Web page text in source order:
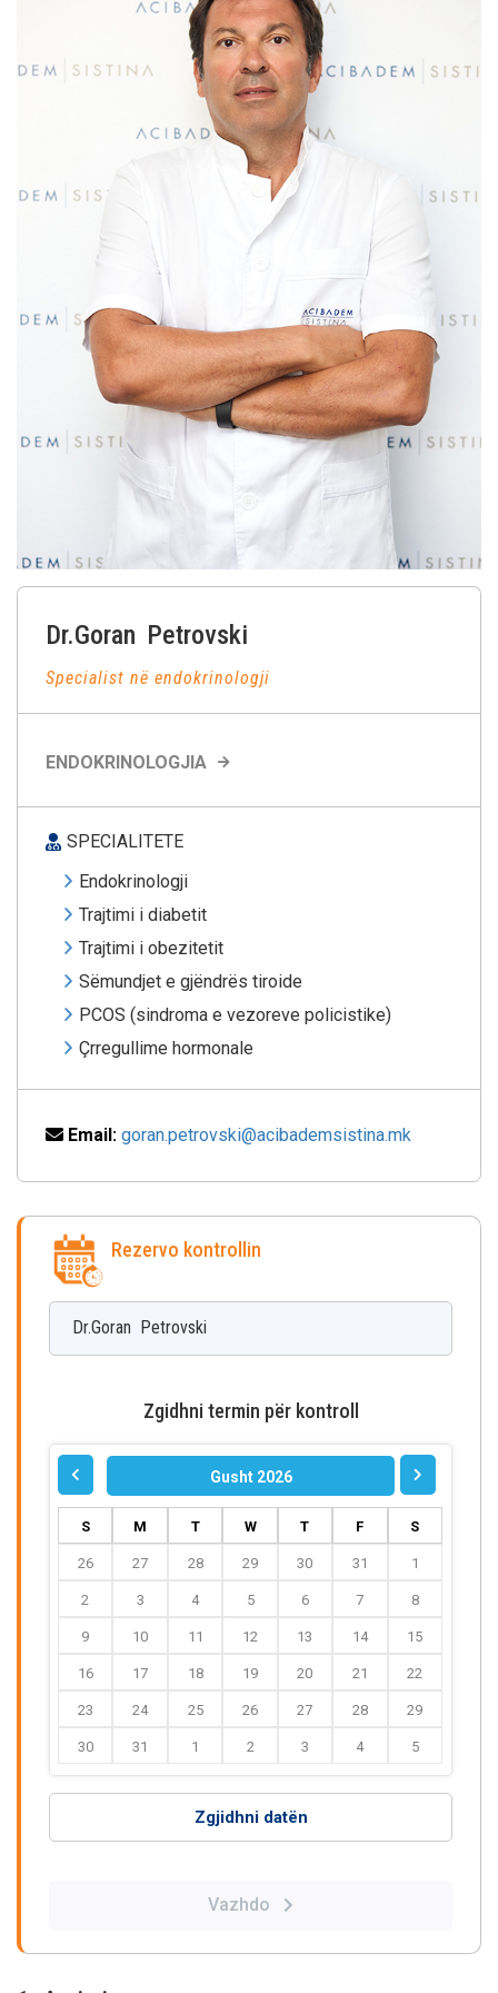
Dr.Goran Petrovski
Specialist në endokrinologji
ENDOKRINOLOGJIA
SPECIALITETE
Endokrinologji
Trajtimi i diabetit
Trajtimi i obezitetit
Sëmundjet e gjëndrës tiroide
PCOS (sindroma e vezoreve policistike)
Çrregullime hormonale
Email: goran.petrovski@acibademsistina.mk
Rezervo kontrollin
Dr.Goran Petrovski
Zgidhni termin për kontroll
Gusht 2026
S M T W T F S
26 27 28 29 30 31 1
2 3 4 5 6 7 8
9 10 11 12 13 14 15
16 17 18 19 20 21 22
23 24 25 26 27 28 29
30 31 1 2 3 4 5
Zgjidhni datën
Vazhdo